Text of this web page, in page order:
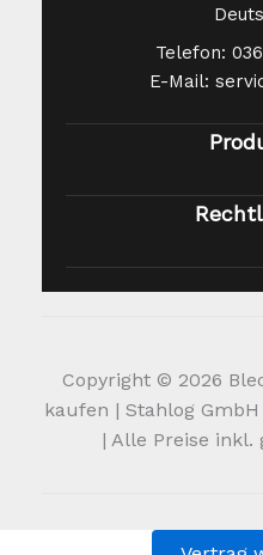
Telefon:
E-Mail:
Copyright © 2026
kaufen | Stahlog
| Alle Preise inkl.